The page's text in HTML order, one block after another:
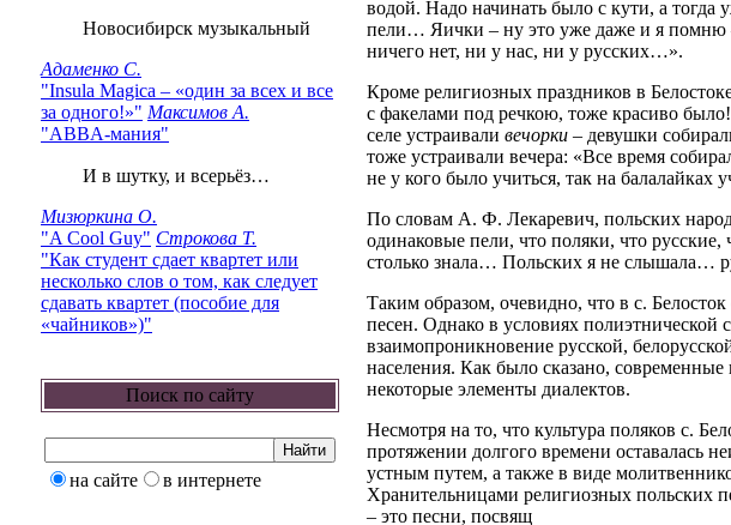
Новосибирск музыкальный
Адаменко С.
"Insula Magica – «один за всех и все
за одного!»" Максимов А.
"ABBA-мания"
И в шутку, и всерьёз…
Мизюркина О.
"A Cool Guy" Строкова Т.
"Как студент сдает квартет или
несколько слов о том, как следует
сдавать квартет (пособие для
«чайников»)"
Поиск по сайту
на сайте в интернете
водой. Надо начинать было с кути, а тогда
пели… Яички – ну это уже даже и я помню –
ничего нет, ни у нас, ни у русских…».
Кроме религиозных праздников в
с факелами под речкою, тоже красиво
селе устраивали вечорки– девушки
тоже устраивали вечера: «Все время
не у кого было учиться, так на балалайках
По словам А. Ф. Лекаревич, польских
одинаковые пели, что поляки, что
столько знала… Польских я не слышала…
Таким образом, очевидно, что в с.
песен. Однако в условиях полиэтнической
взаимопроникновение русской,
населения. Как было сказано,
некоторые элементы диалектов.
Несмотря на то, что культура поляков с.
протяжении долгого времени оставалась
устным путем, а также в виде
Хранительницами религиозных польских
– это песни, посвящ